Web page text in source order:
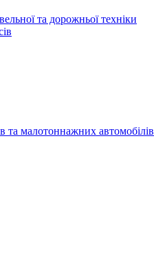
та дорожньої техніки
та малотоннажних автомобілів